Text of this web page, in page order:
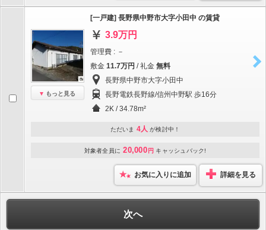
もっと見る
[一戸建] 長野県中野市大字小田中 の賃貸
3.9万円
管理費 : －
敷金 11.7万円 / 礼金 無料
長野県中野市大字小田中
長野電鉄長野線/信州中野駅 歩16分
2K / 34.78m²
ただいま 4人 が検討中！
対象者全員に 20,000 円 キャッシュバック!
お気に入りに追加 詳細を見る
次へ